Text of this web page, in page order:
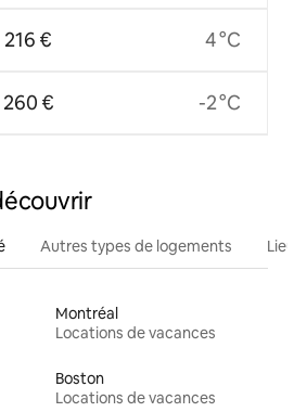
216 €
260 €
4 °C
-2 °C
Autres types de logements
Montréal
Locations de vacances
Boston
Locations de vacances